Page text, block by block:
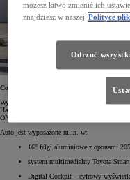
Corolla Hatchback – już od 979 zł netto
Wyprzedażą objęto wszystkie wersje
Hatchback w wersji Comfort i z oszczędnym
ONE wyniesie od 979 zł netto*.
Auto jest wyposażone m.in. w:
16" felgi aluminiowe z oponami
system multimedialny Toyota
Digital Cockpit – cyfrowy
możesz łatwo zmienić ich
znajdziesz w naszej Polityce
Odrzuć